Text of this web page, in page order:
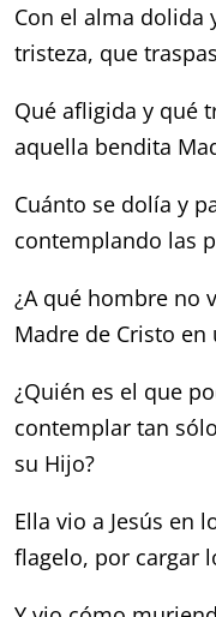
Con el alma dolida
tristeza, que
Qué afligida y qué
aquella bendita
Cuánto se dolía y
contemplando las
¿A qué hombre no
Madre de Cristo en
¿Quién es el que
contemplar tan
su Hijo?
Ella vio a Jesús en
flagelo, por cargar